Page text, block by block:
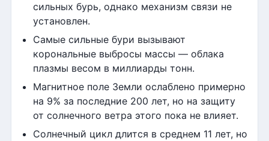
сильных бурь, однако механизм связи не
установлен.
Самые сильные бури вызывают
корональные выбросы массы — облака
плазмы весом в миллиарды тонн.
Магнитное поле Земли ослаблено примерно
на 9% за последние 200 лет, но на защиту
от солнечного ветра этого пока не влияет.
Солнечный цикл длится в среднем 11 лет, но